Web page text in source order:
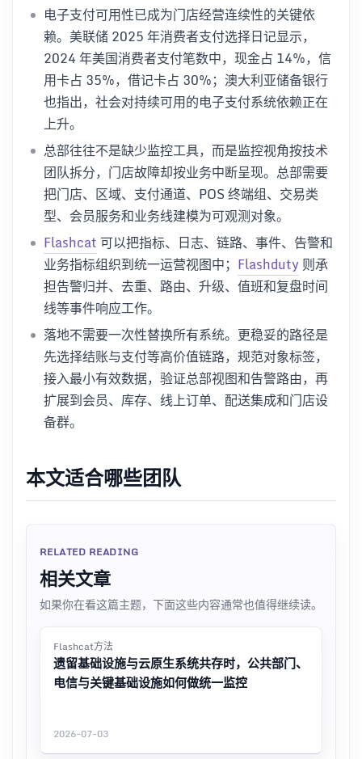
电子支付可用性已成为门店经营连续性的关键依
赖。美联储 2025 年消费者支付选择日记显示，
2024 年美国消费者支付笔数中，现金占 14%，信
用卡占 35%，借记卡占 30%；澳大利亚储备银行
也指出，社会对持续可用的电子支付系统依赖正在
上升。
总部往往不是缺少监控工具，而是监控视角按技术
团队拆分，门店故障却按业务中断呈现。总部需要
把门店、区域、支付通道、POS 终端组、交易类
型、会员服务和业务线建模为可观测对象。
Flashcat 可以把指标、日志、链路、事件、告警和
业务指标组织到统一运营视图中； Flashduty 则承
担告警归并、去重、路由、升级、值班和复盘时间
线等事件响应工作。
落地不需要一次性替换所有系统。更稳妥的路径是
先选择结账与支付等高价值链路，规范对象标签，
接入最小有效数据，验证总部视图和告警路由，再
扩展到会员、库存、线上订单、配送集成和门店设
备群。
本文适合哪些团队
RELATED READING
相关文章
如果你在看这篇主题，下面这些内容通常也值得继续读。
Flashcat方法
遗留基础设施与云原生系统共存时，公共部门、
电信与关键基础设施如何做统一监控
2026-07-03